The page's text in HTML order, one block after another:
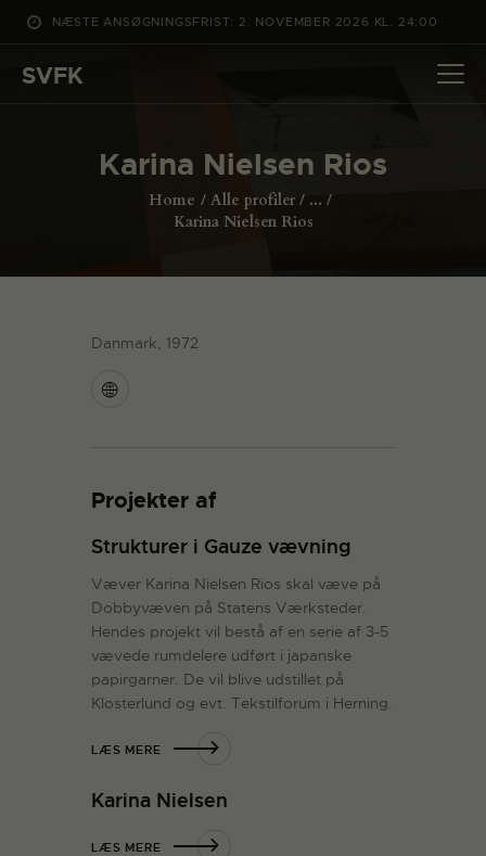
NÆSTE ANSØGNINGSFRIST: 2. NOVEMBER 2026 KL. 24:00
SVFK
Karina Nielsen Rios
Home Alle profiler
...
Karina Nielsen Rios
DET SKER
CHANNEL
Danmark, 1972
Projekter af
Strukturer i Gauze vævning
Væver Karina Nielsen Rios skal væve på
Dobbyvæven på Statens Værksteder.
Hendes projekt vil bestå af en serie af 3-5
vævede rumdelere udført i japanske
papirgarner. De vil blive udstillet på
Klosterlund og evt. Tekstilforum i Herning.
LÆS MERE
Karina Nielsen
LÆS MERE